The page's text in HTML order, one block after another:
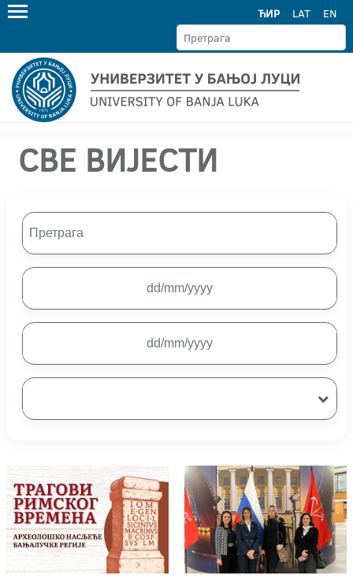
ЋИР LAT EN
СВЕ ВИЈЕСТИ